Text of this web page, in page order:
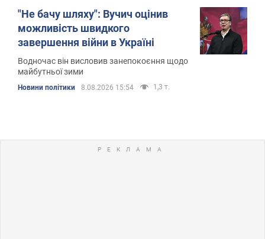
"Не бачу шляху": Вучич оцінив
можливість швидкого
завершення війни в Україні
Водночас він висловив занепокоєння щодо
майбутньої зими
Новини політики 8.08.2026 15:54 1,3 т.